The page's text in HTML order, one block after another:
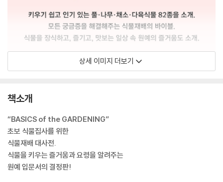
상세 이미지 더보기
책소개
“BASICS of the GARDENING”
초보 식물집사를 위한
식물재배 대사전.
식물을 키우는 즐거움과 요령을 알려주는
원예 입문서의 결정판!